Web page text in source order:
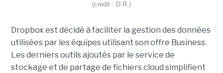
(crédit : D.R.)
Dropbox est décidé à faciliter la gestion des données
utilisées par les équipes utilisant son offre Business.
Les derniers outils ajoutés par le service de
stockage et de partage de fichiers cloud simplifient